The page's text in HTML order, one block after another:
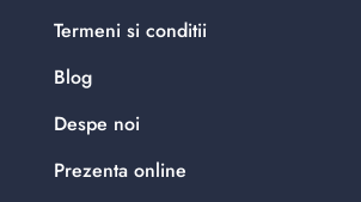
Termeni si conditii
Blog
Despe noi
Prezenta online